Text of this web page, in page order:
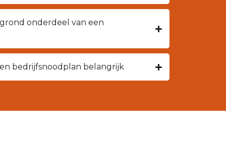
onderdeel van een
bedrijfsnoodplan belangrijk